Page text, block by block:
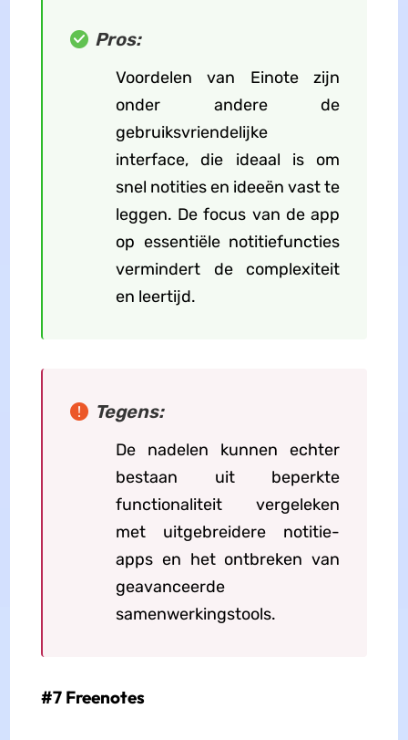
Pros:
Voordelen van Einote zijn
onder andere de
gebruiksvriendelijke
interface, die ideaal is om
snel notities en ideeën vast te
leggen. De focus van de app
op essentiële notitiefuncties
vermindert de complexiteit
en leertijd.
Tegens:
De nadelen kunnen echter
bestaan uit beperkte
functionaliteit vergeleken
met uitgebreidere notitie-
apps en het ontbreken van
geavanceerde
samenwerkingstools.
#7 Freenotes